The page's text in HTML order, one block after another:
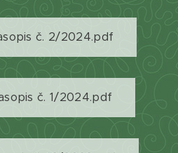
č. 2/2024.pdf
č. 1/2024.pdf